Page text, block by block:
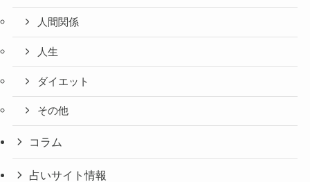
人間関係
人生
ダイエット
その他
コラム
占いサイト情報